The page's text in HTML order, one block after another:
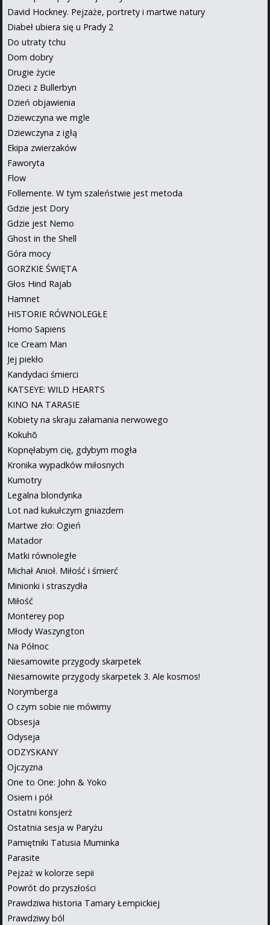
David Hockney. Pejzaże, portrety i martwe natury
Diabeł ubiera się u Prady 2
Do utraty tchu
Dom dobry
Drugie życie
Dzieci z Bullerbyn
Dzień objawienia
Dziewczyna we mgle
Dziewczyna z igłą
Ekipa zwierzaków
Faworyta
Flow
Follemente. W tym szaleństwie jest metoda
Gdzie jest Dory
Gdzie jest Nemo
Ghost in the Shell
Góra mocy
GORZKIE ŚWIĘTA
Głos Hind Rajab
Hamnet
HISTORIE RÓWNOLEGŁE
Homo Sapiens
Ice Cream Man
Jej piekło
Kandydaci śmierci
KATSEYE: WILD HEARTS
KINO NA TARASIE
Kobiety na skraju załamania nerwowego
Kokuhō
Kopnęłabym cię, gdybym mogła
Kronika wypadków miłosnych
Kumotry
Legalna blondynka
Lot nad kukułczym gniazdem
Martwe zło: Ogień
Matador
Matki równoległe
Michał Anioł. Miłość i śmierć
Minionki i straszydła
Miłość
Monterey pop
Młody Waszyngton
Na Północ
Niesamowite przygody skarpetek
Niesamowite przygody skarpetek 3. Ale kosmos!
Norymberga
O czym sobie nie mówimy
Obsesja
Odyseja
ODZYSKANY
Ojczyzna
One to One: John & Yoko
Osiem i pół
Ostatni konsjerż
Ostatnia sesja w Paryżu
Pamiętniki Tatusia Muminka
Parasite
Pejzaż w kolorze sepii
Powrót do przyszłości
Prawdziwa historia Tamary Łempickiej
Prawdziwy ból